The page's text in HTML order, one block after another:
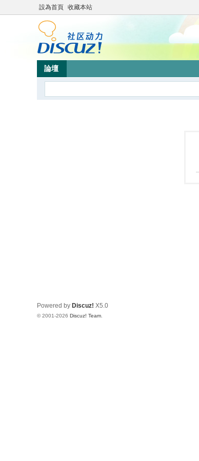
設為首頁 收藏本站
論壇
Powered by Discuz! X5.0
© 2001-2026 Discuz! Team